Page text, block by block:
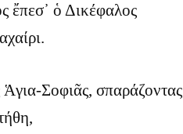
ἔπεσ᾿ ὁ Δικέφαλος
Σοφιᾶς, σπαράζοντας